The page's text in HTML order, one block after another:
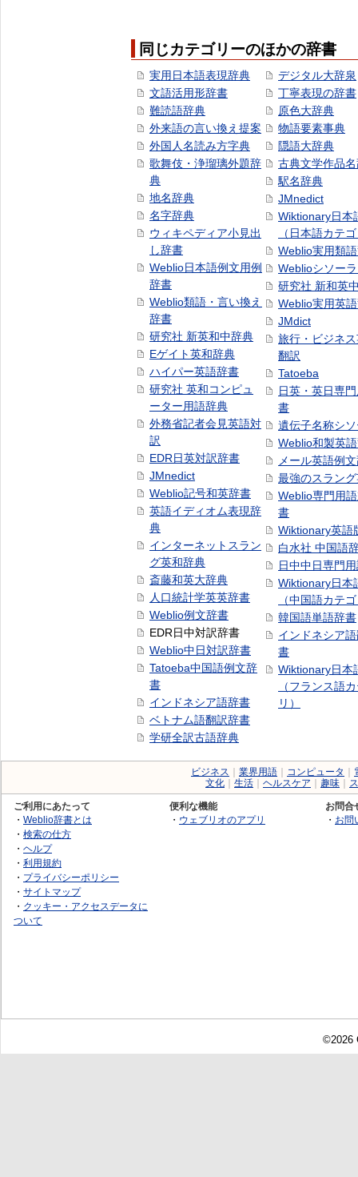
同じカテゴリーのほかの辞書
実用日本語表現辞典
文語活用形辞書
難読語辞典
外来語の言い換え提案
外国人名読み方字典
歌舞伎・浄瑠璃外題辞
典
地名辞典
名字辞典
ウィキペディア小見出
し辞書
Weblio日本語例文用例
辞書
Weblio類語・言い換え
辞書
研究社 新英和中辞典
Eゲイト英和辞典
ハイパー英語辞書
研究社 英和コンピュ
ーター用語辞典
外務省記者会見英語対
訳
EDR日英対訳辞書
JMnedict
Weblio記号和英辞書
英語イディオム表現辞
典
インターネットスラン
グ英和辞典
斎藤和英大辞典
人口統計学英英辞書
Weblio例文辞書
EDR日中対訳辞書
Weblio中日対訳辞書
Tatoeba中国語例文辞
書
インドネシア語辞書
ベトナム語翻訳辞書
学研全訳古語辞典
デジタル大辞泉
丁寧表現の辞書
原色大辞典
物語要素事典
隠語大辞典
古典文学作品
駅名辞典
JMnedict
Wiktionary日本
（日本語カテ
Weblio実用類
Weblioシソー
研究社 新和英
Weblio実用英
JMdict
旅行・ビジネ
翻訳
Tatoeba
日英・英日専
書
遺伝子名称シ
Weblio和製英
メール英語例
最強のスラン
Weblio専門用
書
Wiktionary英語
白水社 中国語
日中中日専門
Wiktionary日本
（中国語カテ
韓国語単語辞書
インドネシア
書
Wiktionary日本
（フランス語
リ）
ビジネス 業界用語 コンピュータ
文化
生活 ヘルスケア 趣味
ご利用にあたって
・ Weblio辞書とは
・ 検索の仕方
・ ヘルプ
・ 利用規約
・ プライバシーポリシー
・ サイトマップ
・ クッキー・アクセスデータに
ついて
便利な機能
・ ウェブリオのアプリ
お問合
・ お問
©2026